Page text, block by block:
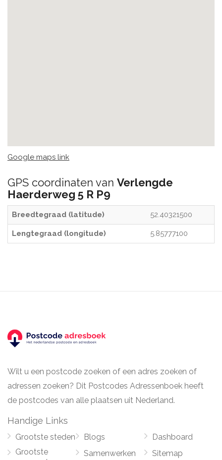
Google maps link
GPS coordinaten van Verlengde
Haerderweg 5 R P9
Breedtegraad (latitude) 52.40321500
Lengtegraad (longitude) 5.85777100
Wilt u een postcode zoeken of een adres zoeken of
adressen zoeken? Dit Postcodes Adressenboek heeft
de postcodes van alle plaatsen uit Nederland.
Handige Links
Grootste steden
Grootste
Blogs
Samenwerken
Dashboard
Sitemap